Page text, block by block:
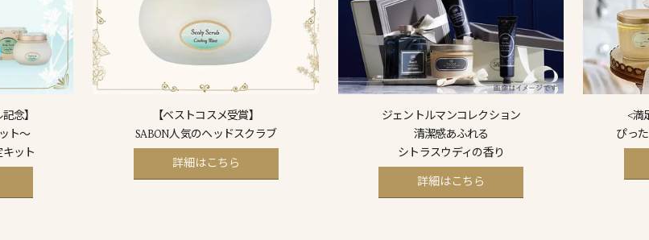
念】
ト～
ット
【ベストコスメ受賞】
SABON人気のヘッドスクラブ
詳細はこちら
ジェントルマンコレクション
清潔感あふれる
シトラスウディの香り
詳細はこちら
<満
ぴっ